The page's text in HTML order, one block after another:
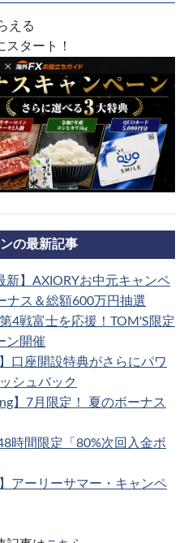
える
タート！
の最新記事
新】AXIORYお中元キャンペ
ナス＆総額600万円抽選
4戦富士を応援！TOM'S限定
ン開催
】口座開設特典がさらにパワ
シュバック
】7月限定！ 夏のボーナス
時間限定「80%次回入金ボ
】アーリーサマー・キャンペ